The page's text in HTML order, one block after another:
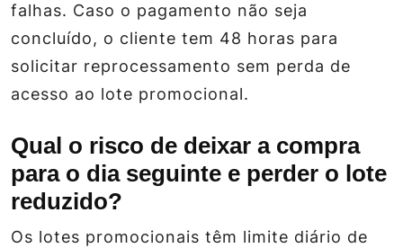
falhas. Caso o pagamento não seja
concluído, o cliente tem 48 horas para
solicitar reprocessamento sem perda de
acesso ao lote promocional.
Qual o risco de deixar a compra
para o dia seguinte e perder o lote
reduzido?
Os lotes promocionais têm limite diário de